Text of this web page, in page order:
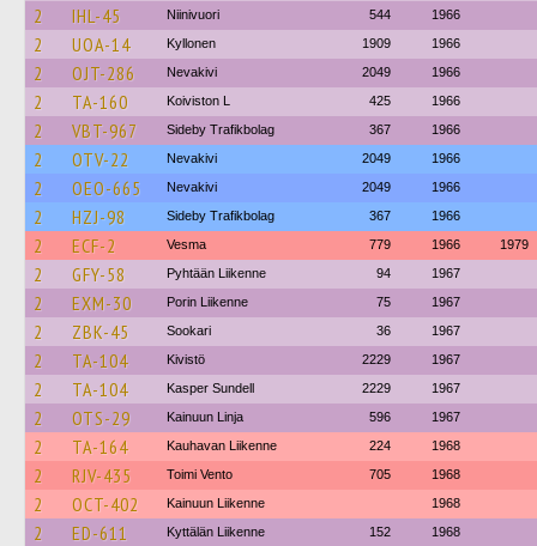
2 IHL-45 Niinivuori 544 1966
2 UOA-14 Kyllonen 1909 1966
2 OJT-286 Nevakivi 2049 1966
2 TA-160 Koiviston L 425 1966
2 VBT-967 Sideby Trafikbolag 367 1966
2 OTV-22 Nevakivi 2049 1966
2 OEO-665 Nevakivi 2049 1966
2 HZJ-98 Sideby Trafikbolag 367 1966
2 ECF-2 Vesma 779 1966 1979
2 GFY-58 Pyhtään Liikenne 94 1967
2 EXM-30 Porin Liikenne 75 1967
2 ZBK-45 Sookari 36 1967
2 TA-104 Kivistö 2229 1967
2 TA-104 Kasper Sundell 2229 1967
2 OTS-29 Kainuun Linja 596 1967
2 TA-164 Kauhavan Liikenne 224 1968
2 RJV-435 Toimi Vento 705 1968
2 OCT-402 Kainuun Liikenne 1968
2 ED-611 Kyttälän Liikenne 152 1968